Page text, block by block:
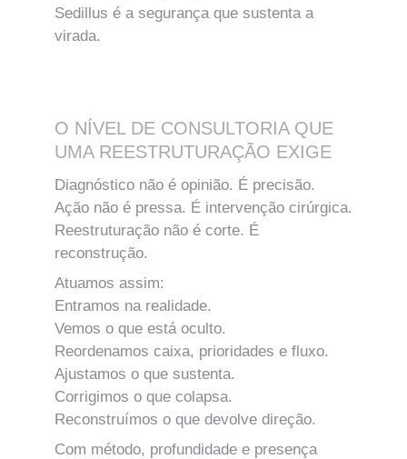
Sedillus é a segurança que sustenta a
virada.
O NÍVEL DE CONSULTORIA QUE
UMA REESTRUTURAÇÃO EXIGE
Diagnóstico não é opinião. É precisão.
Ação não é pressa. É intervenção cirúrgica.
Reestruturação não é corte. É
reconstrução.
Atuamos assim:
Entramos na realidade.
Vemos o que está oculto.
Reordenamos caixa, prioridades e fluxo.
Ajustamos o que sustenta.
Corrigimos o que colapsa.
Reconstruímos o que devolve direção.
Com método, profundidade e presença